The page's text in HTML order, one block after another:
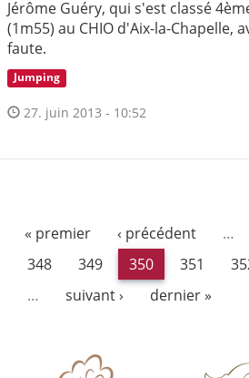
Jérôme Guéry, qui s'est classé
(1m55) au CHIO d'Aix-la-Chapelle,
faute.
Jumping
27. juin 2013 - 10:52
« premier ‹ précédent …
348
349 350 351
…
suivant › dernier »